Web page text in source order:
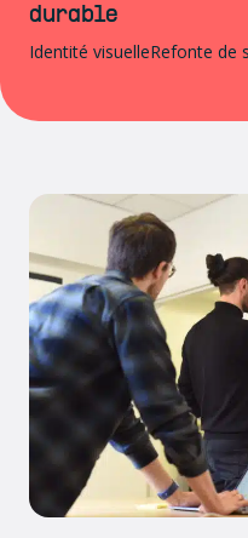
durable
Identité visuelleRefonte de